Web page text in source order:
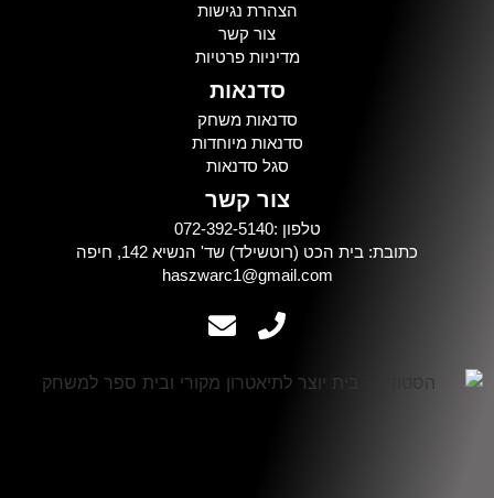
הצהרת נגישות
צור קשר
מדיניות פרטיות
סדנאות
סדנאות משחק
סדנאות מיוחדות
סגל סדנאות
צור קשר
טלפון :072-392-5140
כתובת: בית הכט (רוטשילד) שד' הנשיא 142, חיפה
haszwarc1@gmail.com